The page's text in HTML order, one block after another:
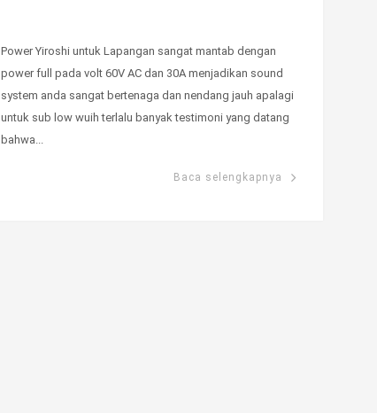
Power Yiroshi untuk Lapangan sangat mantab dengan
power full pada volt 60V AC dan 30A menjadikan sound
system anda sangat bertenaga dan nendang jauh apalagi
untuk sub low wuih terlalu banyak testimoni yang datang
bahwa...
Baca selengkapnya